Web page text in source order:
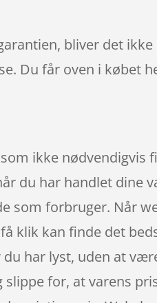
bliver det
Du får oven i købet
ikke nødvendigvis
du har handlet dine
som forbruger. Når
klik kan finde det
du har lyst, uden at
for, at varens